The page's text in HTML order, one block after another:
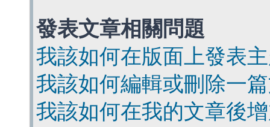
發表文章相關問題
我該如何在版面上發表
我該如何編輯或刪除一
我該如何在我的文章後